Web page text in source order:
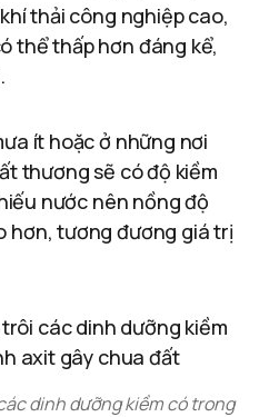
thải công nghiệp cao,
thể thấp hơn đáng kể,
ít hoặc ở những nơi
thương sẽ có độ kiềm
nước nên nồng độ
hơn, tương đương giá trị
dinh dưỡng kiềm có trong